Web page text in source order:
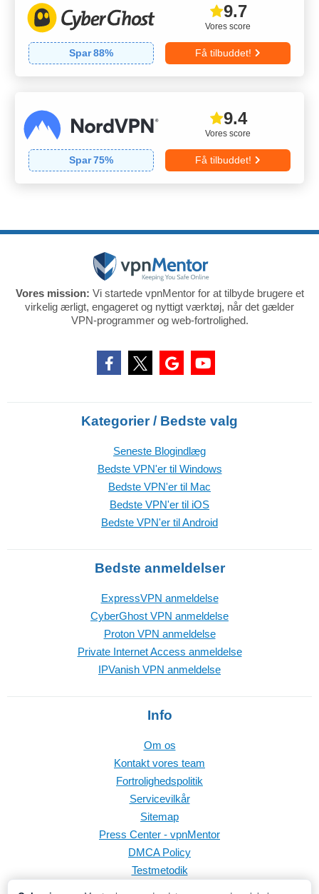
Vores score
9.7
Spar88% Få tilbuddet!
Vores score
9.4
Spar75% Få tilbuddet!
Vores mission: Vi startede vpnMentor for at tilbyde brugere et
virkelig ærligt, engageret og nyttigt værktøj, når det gælder
VPN-programmer og web-fortrolighed.
Kategorier / Bedste valg
Seneste Blogindlæg
Bedste VPN'er til Windows
Bedste VPN'er til Mac
Bedste VPN'er til iOS
Bedste VPN'er til Android
Bedste anmeldelser
ExpressVPN anmeldelse
CyberGhost VPN anmeldelse
Proton VPN anmeldelse
Private Internet Access anmeldelse
IPVanish VPN anmeldelse
Info
Om os
Kontakt vores team
Fortrolighedspolitik
Servicevilkår
Sitemap
Press Center - vpnMentor
DMCA Policy
Testmetodik